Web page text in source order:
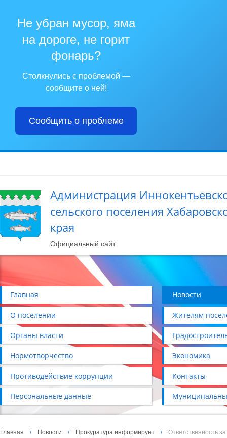
Не убран мусор, яма
на дороге, не горит
фонарь?
Столкнулись с проблемой —
сообщите о ней!
Сообщить о проблеме
Администрация
сельского поселения
края
Официальный сайт
Главная Новости
О поселении Жителям
Органы власти
Нормотворчество Экономика
Противодействие коррупции Контакты
Персональные данные
Главная / Новости / Прокуратура информирует / Ответственность за